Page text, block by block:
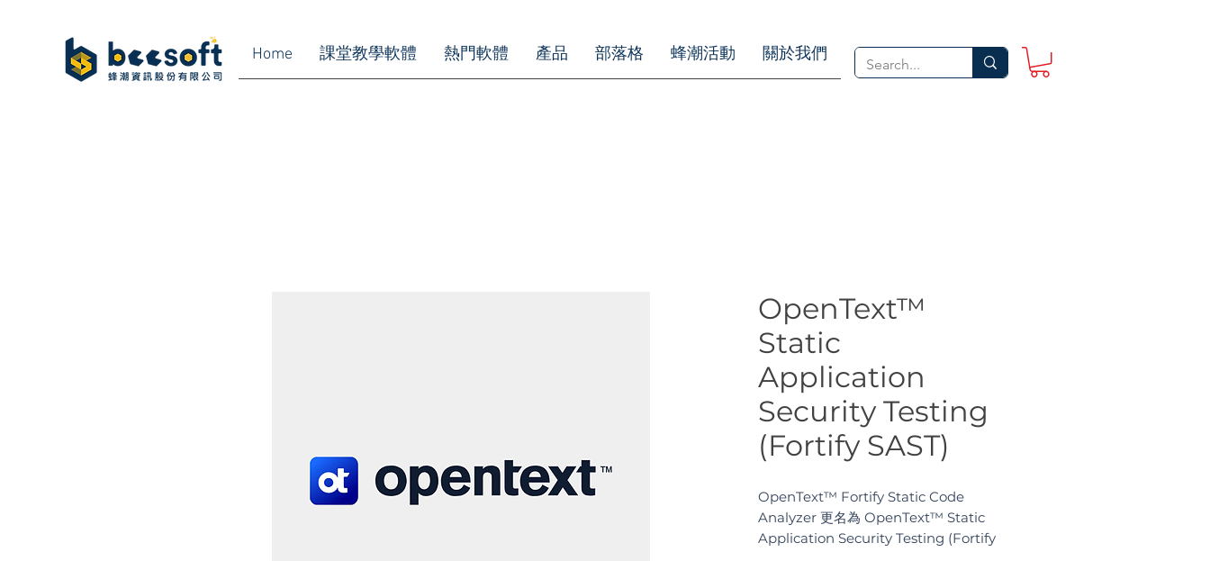
Home 課堂教學軟體 熱門軟體 產品 部落格 蜂潮活動 關於我們
OpenText™
Static
Application
Security Testing
(Fortify SAST)
OpenText™ Fortify Static Code
Analyzer 更名為 OpenText™ Static
Application Security Testing (Fortify